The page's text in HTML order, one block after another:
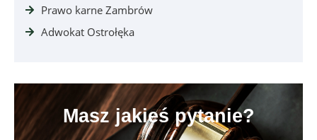
Prawo karne Zambrów
Adwokat Ostrołęka
Masz jakieś pytanie?